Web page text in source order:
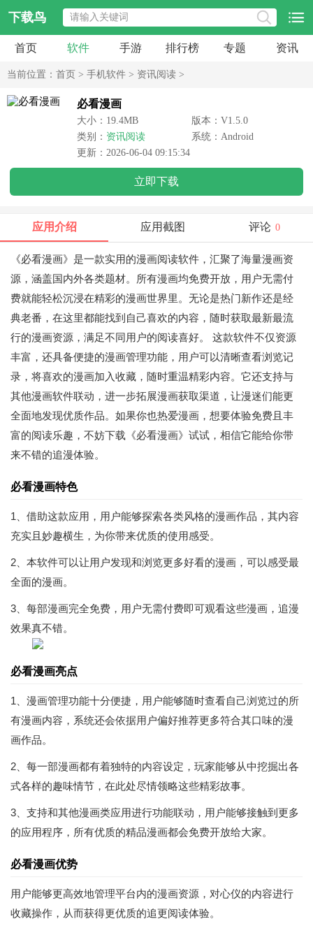
下载鸟
首页 软件 手游 排行榜 专题 资讯
当前位置： 首页 > 手机软件 > 资讯阅读 >
必看漫画
大小：19.4MB
版本：V1.5.0
类别： 资讯阅读
系统：Android
更新：2026-06-04 09:15:34
立即下载
应用介绍 应用截图 评论 0
《必看漫画》是一款实用的漫画阅读软件，汇聚了海量漫画资
源，涵盖国内外各类题材。所有漫画均免费开放，用户无需付
费就能轻松沉浸在精彩的漫画世界里。无论是热门新作还是经
典老番，在这里都能找到自己喜欢的内容，随时获取最新最流
行的漫画资源，满足不同用户的阅读喜好。 这款软件不仅资源
丰富，还具备便捷的漫画管理功能，用户可以清晰查看浏览记
录，将喜欢的漫画加入收藏，随时重温精彩内容。它还支持与
其他漫画软件联动，进一步拓展漫画获取渠道，让漫迷们能更
全面地发现优质作品。如果你也热爱漫画，想要体验免费且丰
富的阅读乐趣，不妨下载《必看漫画》试试，相信它能给你带
来不错的追漫体验。
必看漫画特色
1、借助这款应用，用户能够探索各类风格的漫画作品，其内容
充实且妙趣横生，为你带来优质的使用感受。
2、本软件可以让用户发现和浏览更多好看的漫画，可以感受最
全面的漫画。
3、每部漫画完全免费，用户无需付费即可观看这些漫画，追漫
效果真不错。
必看漫画亮点
1、漫画管理功能十分便捷，用户能够随时查看自己浏览过的所
有漫画内容，系统还会依据用户偏好推荐更多符合其口味的漫
画作品。
2、每一部漫画都有着独特的内容设定，玩家能够从中挖掘出各
式各样的趣味情节，在此处尽情领略这些精彩故事。
3、支持和其他漫画类应用进行功能联动，用户能够接触到更多
的应用程序，所有优质的精品漫画都会免费开放给大家。
必看漫画优势
用户能够更高效地管理平台内的漫画资源，对心仪的内容进行
收藏操作，从而获得更优质的追更阅读体验。